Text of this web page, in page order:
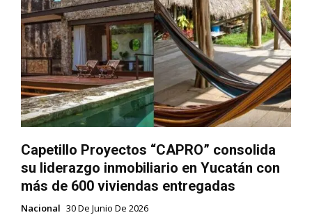
Capetillo Proyectos “CAPRO” consolida
su liderazgo inmobiliario en Yucatán con
más de 600 viviendas entregadas
Nacional 30 De Junio De 2026